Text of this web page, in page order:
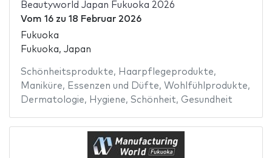
Beautyworld Japan Fukuoka 2026
Vom 16zu 18 Februar 2026
Fukuoka
Fukuoka, Japan
Schönheitsprodukte, Haarpflegeprodukte,
Maniküre, Essenzen und Düfte, Wohlfühlprodukte,
Dermatologie, Hygiene, Schönheit, Gesundheit